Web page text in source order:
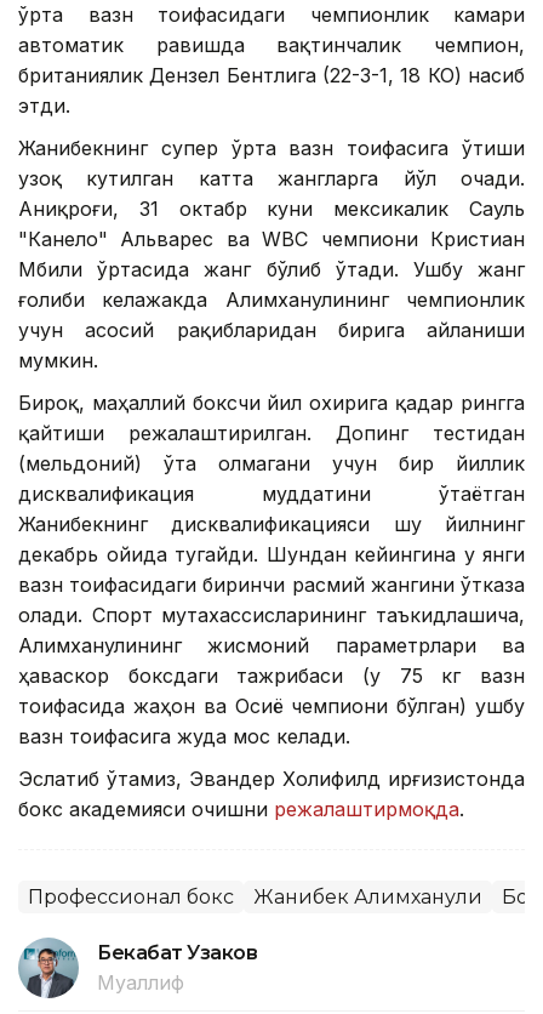
ўрта вазн тоифасидаги чемпионлик камари
автоматик равишда вақтинчалик чемпион,
британиялик Дензел Бентлига (22-3-1, 18 КО) насиб
этди.
Жанибекнинг супер ўрта вазн тоифасига ўтиши
узоқ кутилган катта жангларга йўл очади.
Аниқроғи, 31 октабр куни мексикалик Сауль
"Канело" Альварес ва WВC чемпиони Кристиан
Мбили ўртасида жанг бўлиб ўтади. Ушбу жанг
ғолиби келажакда Алимханулининг чемпионлик
учун асосий рақибларидан бирига айланиши
мумкин.
Бироқ, маҳаллий боксчи йил охирига қадар рингга
қайтиши режалаштирилган. Допинг тестидан
(мельдоний) ўта олмагани учун бир йиллик
дисквалификация муддатини ўтаётган
Жанибекнинг дисквалификацияси шу йилнинг
декабрь ойида тугайди. Шундан кейингина у янги
вазн тоифасидаги биринчи расмий жангини ўтказа
олади. Спорт мутахассисларининг таъкидлашича,
Алимханулининг жисмоний параметрлари ва
ҳаваскор боксдаги тажрибаси (у 75 кг вазн
тоифасида жаҳон ва Осиё чемпиони бўлган) ушбу
вазн тоифасига жуда мос келади.
Эслатиб ўтамиз, Эвандер Холифилд Қирғизистонда
бокс академияси очишни режалаштирмоқда.
Профессионал бокс Жанибек Алимханули
Бекабат Узаков
Муаллиф